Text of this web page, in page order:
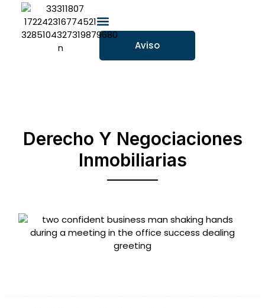
Aviso
Derecho Y Negociaciones
Inmobiliarias